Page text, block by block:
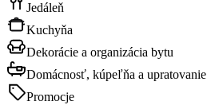
Jedáleň
Kuchyňa
Dekorácie a organizácia bytu
Domácnosť, kúpeľňa a upratovanie
Promocje